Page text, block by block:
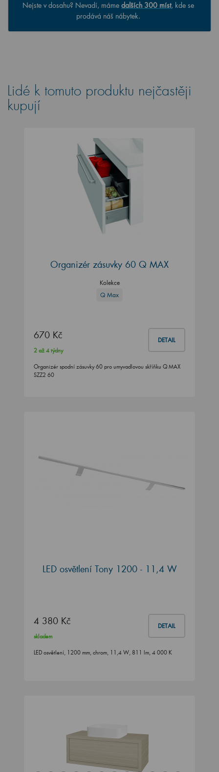
Nejste v dosahu? Nevadí, máme dalších 300 míst, kde se
prodává náš nábytek.
Lidé k tomuto produktu nejčastěji
kupují
Organizér zásuvky 60 Q MAX
Kolekce
Q Max
670 Kč DETAIL
2 až 4 týdny
Organizér spodní zásuvky 60 pro umyvadlovou skříňku Q MAX
SZZ2 60
LED osvětlení Tony 1200 - 11,4 W
4 380 Kč DETAIL
skladem
LED osvětlení, 1200 mm, chrom, 11,4 W, 811 lm, 4 000 K